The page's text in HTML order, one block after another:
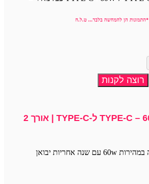
*התמונות הן להמחשה בלבד... ט.ל.ח
רוצה לקנות
כבל מהיר TYPE-C – 60W ל-TYPE-C | אורך 2
כבל סנכרון וטעינה במהירות 60w עם שנה אחריות יבואן